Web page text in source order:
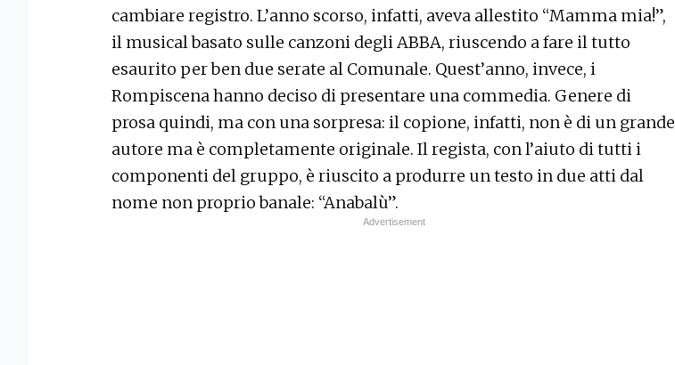
cambiare registro. L’anno scorso, infatti, aveva allestito “Mamma mia!”,
il musical basato sulle canzoni degli ABBA, riuscendo a fare il tutto
esaurito per ben due serate al Comunale. Quest’anno, invece, i
Rompiscena hanno deciso di presentare una commedia. Genere di
prosa quindi, ma con una sorpresa: il copione, infatti, non è di un grande
autore ma è completamente originale. Il regista, con l’aiuto di tutti i
componenti del gruppo, è riuscito a produrre un testo in due atti dal
nome non proprio banale: “Anabalù”.